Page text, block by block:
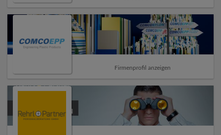
Firmenprofil anzeigen